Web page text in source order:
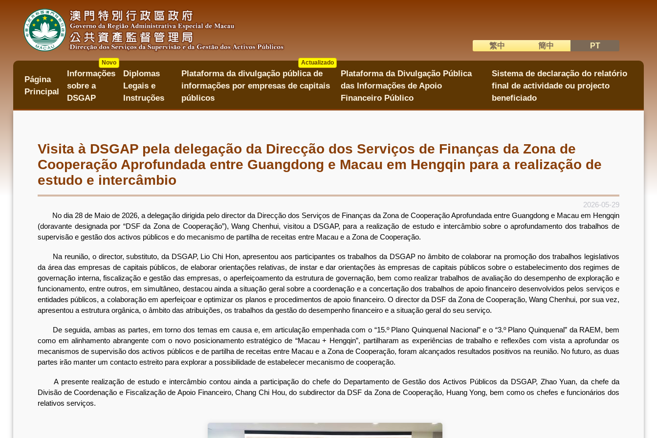
conteúdo
語系切換
繁中 簡中 PT
Página
Principal
Informações
sobre a
DSGAP
Novo
Diplomas
Legais e
Instruções
Plataforma da divulgação pública de
informações por empresas de capitais
públicos
Actualizado
Plataforma da Divulgação Pública
das Informações de Apoio
Financeiro Público
Sistema de declaração do relatório
final de actividade ou projecto
beneficiado
Visita à DSGAP pela delegação da Direcção dos Serviços de Finanças da Zona de
Cooperação Aprofundada entre Guangdong e Macau em Hengqin para a realização de
estudo e intercâmbio
2026-05-29
No dia 28 de Maio de 2026, a delegação dirigida pelo director da Direcção dos Serviços de Finanças da Zona de Cooperação Aprofundada entre Guangdong e Macau em Hengqin
(doravante designada por “DSF da Zona de Cooperação”), Wang Chenhui, visitou a DSGAP, para a realização de estudo e intercâmbio sobre o aprofundamento dos trabalhos de
supervisão e gestão dos activos públicos e do mecanismo de partilha de receitas entre Macau e a Zona de Cooperação.
Na reunião, o director, substituto, da DSGAP, Lio Chi Hon, apresentou aos participantes os trabalhos da DSGAP no âmbito de colaborar na promoção dos trabalhos legislativos
da área das empresas de capitais públicos, de elaborar orientações relativas, de instar e dar orientações às empresas de capitais públicos sobre o estabelecimento dos regimes de
governação interna, fiscalização e gestão das empresas, o aperfeiçoamento da estrutura de governação, bem como realizar trabalhos de avaliação do desempenho de exploração e
funcionamento, entre outros, em simultâneo, destacou ainda a situação geral sobre a coordenação e a concertação dos trabalhos de apoio financeiro desenvolvidos pelos serviços e
entidades públicos, a colaboração em aperfeiçoar e optimizar os planos e procedimentos de apoio financeiro. O director da DSF da Zona de Cooperação, Wang Chenhui, por sua vez,
apresentou a estrutura orgânica, o âmbito das atribuições, os trabalhos da gestão do desempenho financeiro e a situação geral do seu serviço.
De seguida, ambas as partes, em torno dos temas em causa e, em articulação empenhada com o “15.º Plano Quinquenal Nacional” e o “3.º Plano Quinquenal” da RAEM, bem
como em alinhamento abrangente com o novo posicionamento estratégico de “Macau + Hengqin”, partilharam as experiências de trabalho e reflexões com vista a aprofundar os
mecanismos de supervisão dos activos públicos e de partilha de receitas entre Macau e a Zona de Cooperação, foram alcançados resultados positivos na reunião. No futuro, as duas
partes irão manter um contacto estreito para explorar a possibilidade de estabelecer mecanismo de cooperação.
A presente realização de estudo e intercâmbio contou ainda a participação do chefe do Departamento de Gestão dos Activos Públicos da DSGAP, Zhao Yuan, da chefe da
Divisão de Coordenação e Fiscalização de Apoio Financeiro, Chang Chi Hou, do subdirector da DSF da Zona de Cooperação, Huang Yong, bem como os chefes e funcionários dos
relativos serviços.